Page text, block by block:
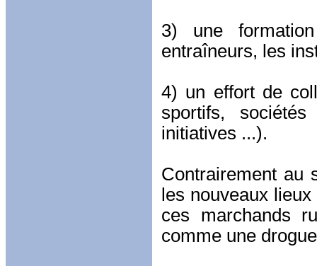
3) une
entraîneurs, les
4) un effort de
sportifs,
initiatives ...).
Contrairement au
les nouveaux
ces marchands
comme une